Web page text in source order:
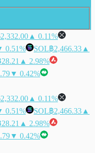
▲ 0.11%
0.51% SOL฿2,466.33 ▲
▲ 2.98%
▼ 0.42%
▲ 0.11%
0.51% SOL฿2,466.33 ▲
▲ 2.98%
▼ 0.42%